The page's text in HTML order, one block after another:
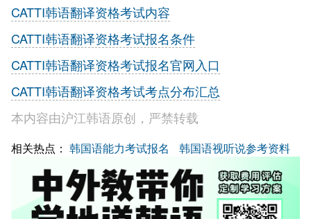
CATTI韩语翻译资格考试内容
CATTI韩语翻译资格考试报名条件
CATTI韩语翻译资格考试报名官网入口
CATTI韩语翻译资格考试考点分布汇总
本内容由沪江韩语原创，严禁转载
相关热点： 韩国语能力考试报名 韩国语视听说参考资料